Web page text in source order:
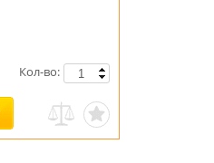
Кол-во: